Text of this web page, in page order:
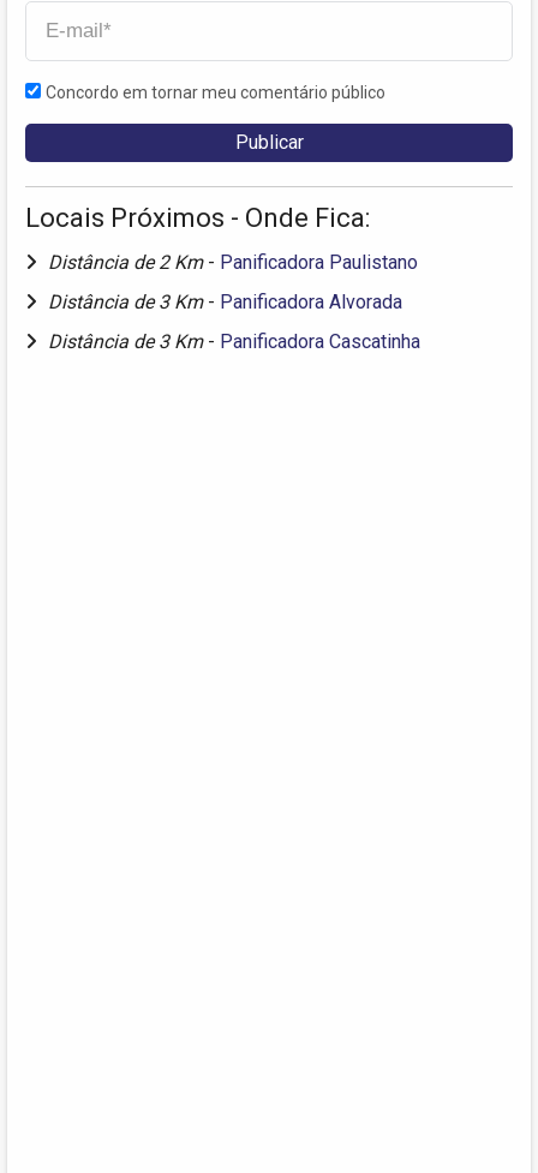
Concordo em tornar meu comentário público
Locais Próximos - Onde Fica:
Distância de 2 Km - Panificadora Paulistano
Distância de 3 Km - Panificadora Alvorada
Distância de 3 Km - Panificadora Cascatinha